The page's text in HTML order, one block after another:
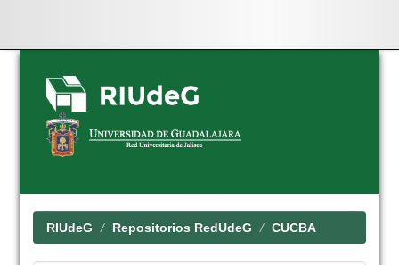
Skip
navigation
RIUdeG Repositorios RedUdeG CUCBA